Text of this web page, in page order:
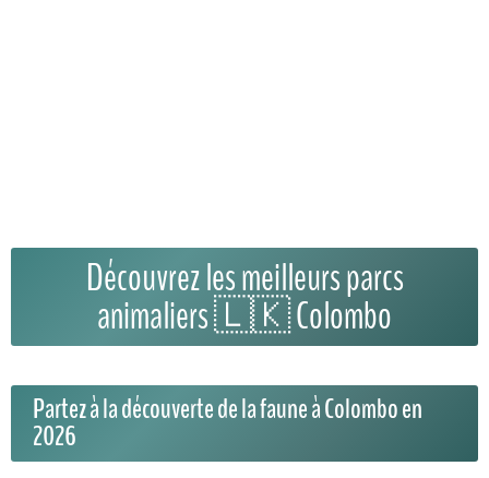
Découvrez les meilleurs parcs
animaliers 🇱🇰 Colombo
Partez à la découverte de la faune à Colombo en
2026